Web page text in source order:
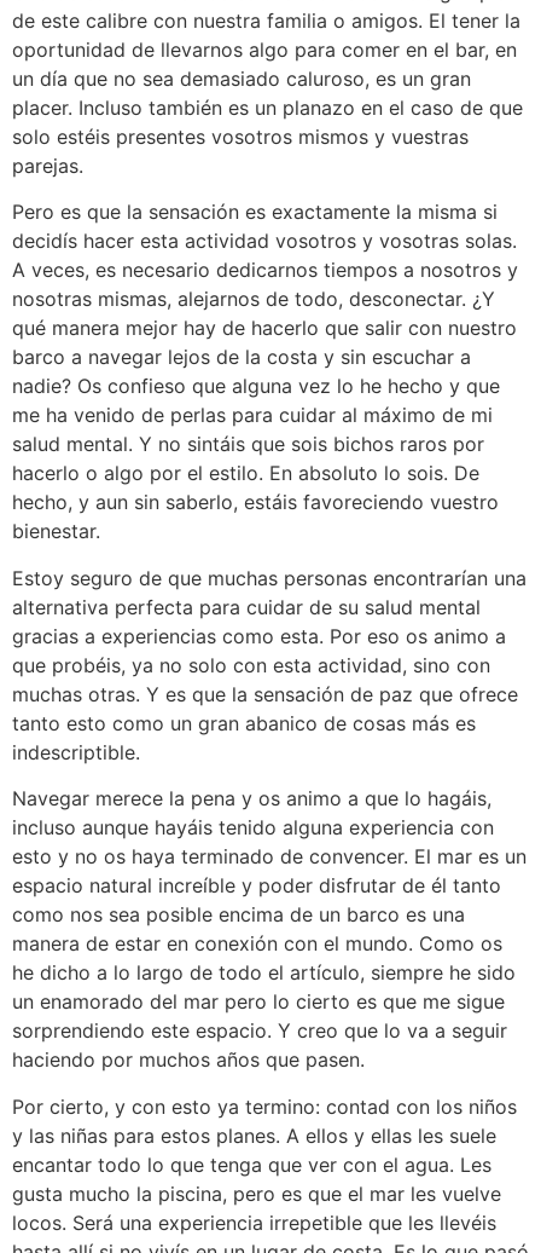
de este calibre con nuestra familia o amigos. El tener la
oportunidad de llevarnos algo para comer en el bar, en
un día que no sea demasiado caluroso, es un gran
placer. Incluso también es un planazo en el caso de que
solo estéis presentes vosotros mismos y vuestras
parejas.
Pero es que la sensación es exactamente la misma si
decidís hacer esta actividad vosotros y vosotras solas.
A veces, es necesario dedicarnos tiempos a nosotros y
nosotras mismas, alejarnos de todo, desconectar. ¿Y
qué manera mejor hay de hacerlo que salir con nuestro
barco a navegar lejos de la costa y sin escuchar a
nadie? Os confieso que alguna vez lo he hecho y que
me ha venido de perlas para cuidar al máximo de mi
salud mental. Y no sintáis que sois bichos raros por
hacerlo o algo por el estilo. En absoluto lo sois. De
hecho, y aun sin saberlo, estáis favoreciendo vuestro
bienestar.
Estoy seguro de que muchas personas encontrarían una
alternativa perfecta para cuidar de su salud mental
gracias a experiencias como esta. Por eso os animo a
que probéis, ya no solo con esta actividad, sino con
muchas otras. Y es que la sensación de paz que ofrece
tanto esto como un gran abanico de cosas más es
indescriptible.
Navegar merece la pena y os animo a que lo hagáis,
incluso aunque hayáis tenido alguna experiencia con
esto y no os haya terminado de convencer. El mar es un
espacio natural increíble y poder disfrutar de él tanto
como nos sea posible encima de un barco es una
manera de estar en conexión con el mundo. Como os
he dicho a lo largo de todo el artículo, siempre he sido
un enamorado del mar pero lo cierto es que me sigue
sorprendiendo este espacio. Y creo que lo va a seguir
haciendo por muchos años que pasen.
Por cierto, y con esto ya termino: contad con los niños
y las niñas para estos planes. A ellos y ellas les suele
encantar todo lo que tenga que ver con el agua. Les
gusta mucho la piscina, pero es que el mar les vuelve
locos. Será una experiencia irrepetible que les llevéis